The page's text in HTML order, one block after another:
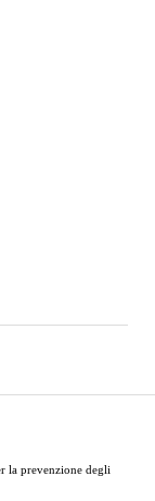
la prevenzione degli